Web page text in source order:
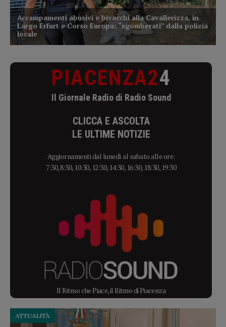
PIACENZA24
Il Giornale Radio di Radio Sound
CLICCA E ASCOLTA
LE ULTIME NOTIZIE
Aggiornamenti dal lunedì al sabato alle ore:
7:30, 8:30, 10:30, 12:30, 14:30, 16:30, 18:30, 19:30
Il Ritmo che Piace, il Ritmo di Piacenza
ATTUALITÀ